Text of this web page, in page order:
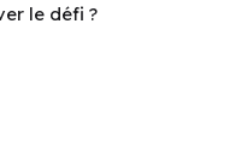
le défi ?